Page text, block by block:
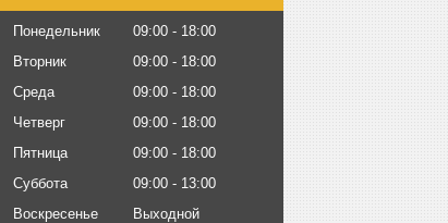
Понедельник 09:00
18:00
Вторник
09:00
18:00
Среда
09:00
18:00
Четверг
09:00
18:00
Пятница
09:00
18:00
Суббота
09:00
13:00
Воскресенье
Выходной